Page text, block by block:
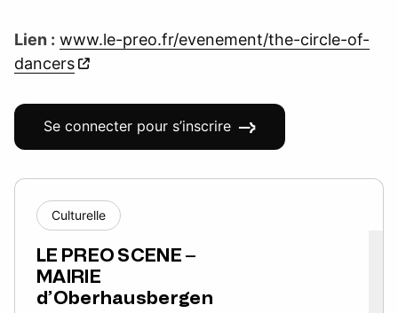
Lien : www.le-preo.fr/evenement/the-circle-of-
dancers
Se connecter pour s’inscrire
Culturelle
LE PREO SCENE –
MAIRIE
d’Oberhausbergen